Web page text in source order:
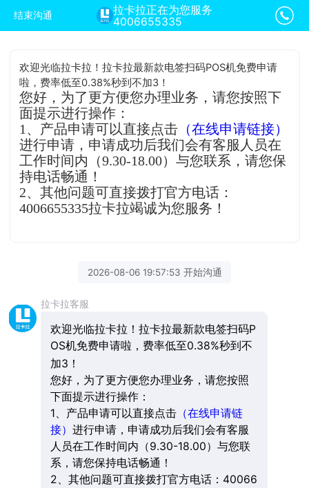
结束沟通
拉卡拉正在为您服务
4006655335
欢迎光临拉卡拉！拉卡拉最新款电签扫码POS机免费申请
啦，费率低至0.38%秒到不加3！
您好，为了更方便您办理业务，请您按照下
面提示进行操作：
1、产品申请可以直接点击 （在线申请链接）
进行申请，申请成功后我们会有客服人员在
工作时间内（9.30-18.00）与您联系，请您保
持电话畅通！
2、其他问题可直接拨打官方电话：
4006655335拉卡拉竭诚为您服务！
2026-08-06 19:57:53 开始沟通
拉卡拉客服
欢迎光临拉卡拉！拉卡拉最新款电签扫码P
OS机免费申请啦，费率低至0.38%秒到不
加3！
您好，为了更方便您办理业务，请您按照
下面提示进行操作：
1、产品申请可以直接点击（在线申请链
接） 进行申请，申请成功后我们会有客服
人员在工作时间内（9.30-18.00）与您联
系，请您保持电话畅通！
2、其他问题可直接拨打官方电话：40066